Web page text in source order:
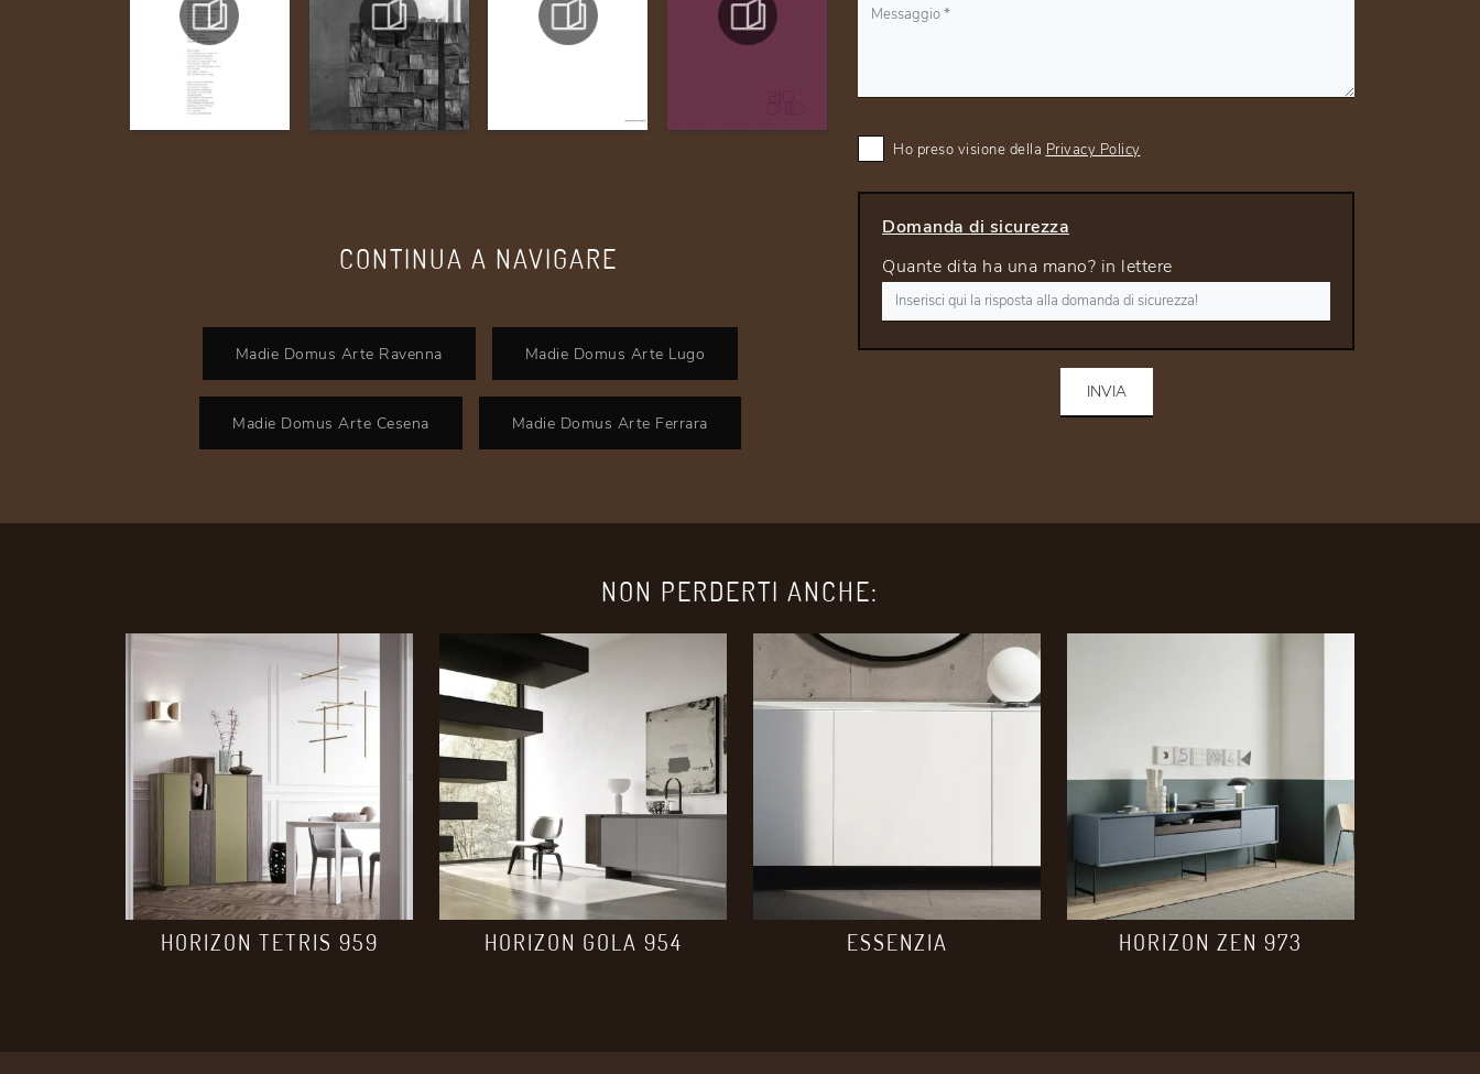
CONTINUA A NAVIGARE
Madie Domus Arte Ravenna Madie Domus Arte Lugo
Madie Domus Arte Cesena Madie Domus Arte Ferrara
Ho preso visione della Privacy Policy
Domanda di sicurezza
Quante dita ha una mano? in lettere
INVIA
NON PERDERTI ANCHE:
HORIZON TETRIS 959 HORIZON GOLA 954 ESSENZIA HORIZON ZEN 973